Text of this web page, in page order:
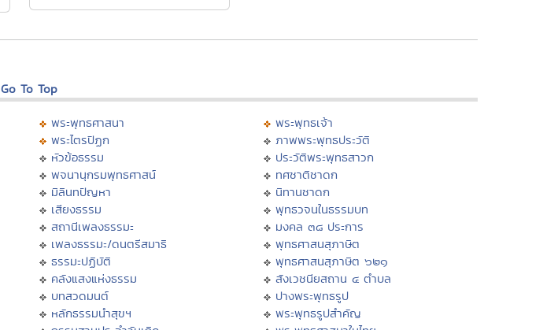
Go To Top
พระพุทธศาสนา
พระไตรปิฏก
หัวข้อธรรม
พจนานุกรมพุทธศาสน์
มิลินทปัญหา
เสียงธรรม
สถานีเพลงธรรมะ
เพลงธรรมะ/ดนตรีสมาธิ
ธรรมะปฏิบัติ
คลังแสงแห่งธรรม
บทสวดมนต์
หลักธรรมนำสุขฯ
พระพุทธเจ้า
ภาพพระพุทธประวัติ
ประวัติพระพุทธสาวก
ทศชาติชาดก
นิทานชาดก
พุทธวจนในธรรมบท
มงคล ๓๘ ประการ
พุทธศาสนสุภาษิต
พุทธศาสนสุภาษิต ๖๒๑
สังเวชนียสถาน ๔ ตำบล
ปางพระพุทธรูป
พระพุทธรูปสำคัญ